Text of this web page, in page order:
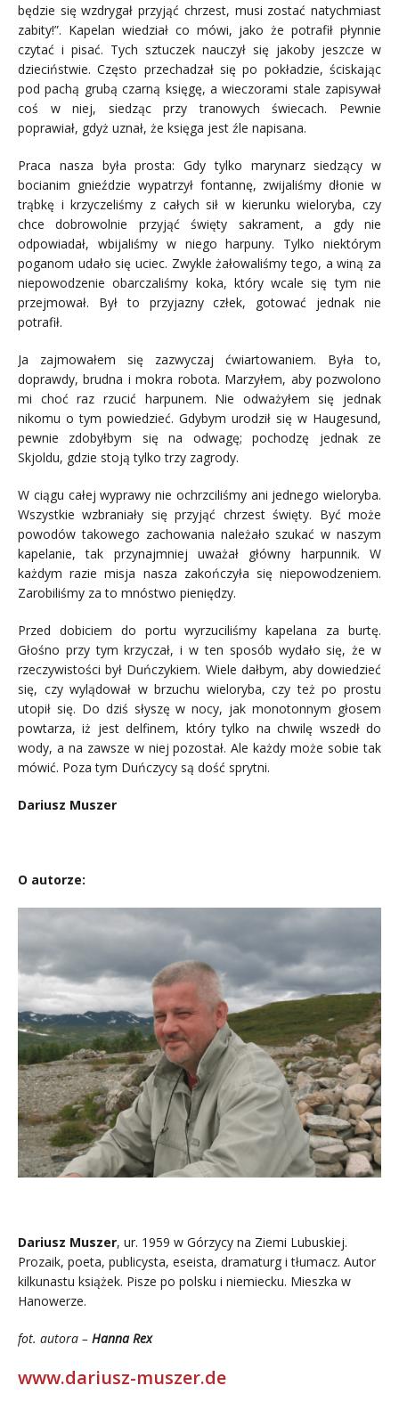
będzie się wzdrygał przyjąć chrzest, musi zostać natychmiast
zabity!”. Kapelan wiedział co mówi, jako że potrafił płynnie
czytać i pisać. Tych sztuczek nauczył się jakoby jeszcze w
dzieciństwie. Często przechadzał się po pokładzie, ściskając
pod pachą grubą czarną księgę, a wieczorami stale zapisywał
coś w niej, siedząc przy tranowych świecach. Pewnie
poprawiał, gdyż uznał, że księga jest źle napisana.
Praca nasza była prosta: Gdy tylko marynarz siedzący w
bocianim gnieździe wypatrzył fontannę, zwijaliśmy dłonie w
trąbkę i krzyczeliśmy z całych sił w kierunku wieloryba, czy
chce dobrowolnie przyjąć święty sakrament, a gdy nie
odpowiadał, wbijaliśmy w niego harpuny. Tylko niektórym
poganom udało się uciec. Zwykle żałowaliśmy tego, a winą za
niepowodzenie obarczaliśmy koka, który wcale się tym nie
przejmował. Był to przyjazny człek, gotować jednak nie
potrafił.
Ja zajmowałem się zazwyczaj ćwiartowaniem. Była to,
doprawdy, brudna i mokra robota. Marzyłem, aby pozwolono
mi choć raz rzucić harpunem. Nie odważyłem się jednak
nikomu o tym powiedzieć. Gdybym urodził się w Haugesund,
pewnie zdobyłbym się na odwagę; pochodzę jednak ze
Skjoldu, gdzie stoją tylko trzy zagrody.
W ciągu całej wyprawy nie ochrzciliśmy ani jednego wieloryba.
Wszystkie wzbraniały się przyjąć chrzest święty. Być może
powodów takowego zachowania należało szukać w naszym
kapelanie, tak przynajmniej uważał główny harpunnik. W
każdym razie misja nasza zakończyła się niepowodzeniem.
Zarobiliśmy za to mnóstwo pieniędzy.
Przed dobiciem do portu wyrzuciliśmy kapelana za burtę.
Głośno przy tym krzyczał, i w ten sposób wydało się, że w
rzeczywistości był Duńczykiem. Wiele dałbym, aby dowiedzieć
się, czy wylądował w brzuchu wieloryba, czy też po prostu
utopił się. Do dziś słyszę w nocy, jak monotonnym głosem
powtarza, iż jest delfinem, który tylko na chwilę wszedł do
wody, a na zawsze w niej pozostał. Ale każdy może sobie tak
mówić. Poza tym Duńczycy są dość sprytni.
Dariusz Muszer
O autorze:
Dariusz Muszer, ur. 1959 w Górzycy na Ziemi Lubuskiej.
Prozaik, poeta, publicysta, eseista, dramaturg i tłumacz. Autor
kilkunastu książek. Pisze po polsku i niemiecku. Mieszka w
Hanowerze.
fot. autora – Hanna Rex
www.dariusz-muszer.de